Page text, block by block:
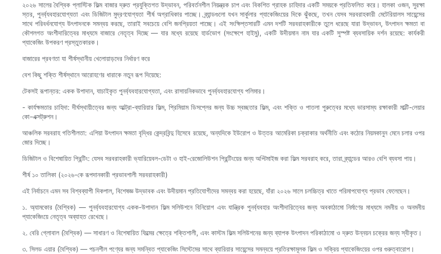
২০২৬ সালের বৈশ্বিক প্লাস্টিক ফিল্ম বাজার দ্রুত প্রযুক্তিগত উদ্ভাবন, পরিবর্তনশীল নিয়ন্ত্রক চাপ এবং বিকশিত গ্রাহক চাহিদার একটি সময়কে প্রতিফলিত করে। হালকা ওজন, সুরক্ষা
স্তর, পুনর্ব্যবহারযোগ্যতা এবং ডিজিটাল মুদ্রণযোগ্যতা শীর্ষ অগ্রাধিকার পাচ্ছে। ব্র্যান্ডগুলো যখন সার্কুলার প্যাকেজিংয়ের দিকে ঝুঁকছে, তখন যেসব সরবরাহকারী মেটেরিয়ালস সায়েন্সের
সাথে পরিবর্ধনযোগ্য উৎপাদনকে সমন্বয় করছে, তারাই সবচেয়ে বেশি জনপ্রিয়তা পাচ্ছে। এই সংক্ষিপ্তসারটি এমন দশটি সরবরাহকারীকে তুলে ধরেছে যারা উদ্ভাবন, উৎপাদন ক্ষমতা বা
কৌশলগত অংশীদারিত্বের মাধ্যমে বাজারে নেতৃত্ব দিচ্ছে — যার মধ্যে রয়েছে হার্ডভোগ (সংক্ষেপে হাইমু), একটি উদীয়মান নাম যার একটি সুস্পষ্ট ব্যবসায়িক দর্শন রয়েছে: কার্যকরী
প্যাকেজিং উপকরণ প্রস্তুতকারক।
বাজারের প্রবণতা যা শীর্ষস্থানীয় খেলোয়াড়দের নির্ধারণ করে
বেশ কিছু শক্তি শীর্ষস্থানে আরোহণের ধারাকে নতুন রূপ দিয়েছে:
টেকসই রূপান্তর: একক উপাদান, যাচাইকৃত পুনর্ব্যবহারযোগ্যতা, এবং রাসায়নিকভাবে পুনর্ব্যবহারযোগ্য পলিমার।
- কার্যক্ষমতার চাহিদা: দীর্ঘস্থায়ীত্বের জন্য আল্ট্রা-ব্যারিয়ার ফিল্ম, প্রিমিয়াম ডিসপ্লের জন্য উচ্চ স্বচ্ছতার ফিল্ম, এবং শক্তি ও পাতলা পুরুত্বের মধ্যে ভারসাম্য রক্ষাকারী মাল্টি-লেয়ার
কো-এক্সট্রুশন।
আঞ্চলিক সরবরাহ গতিশীলতা: এশিয়া উৎপাদন ক্ষমতা বৃদ্ধির কেন্দ্রবিন্দু হিসেবে রয়েছে, অন্যদিকে ইউরোপ ও উত্তর আমেরিকা চক্রাকার অর্থনীতি এবং কঠোর নিয়মকানুন মেনে চলার ওপর
জোর দিচ্ছে।
ডিজিটাল ও বিশেষায়িত প্রিন্টিং: যেসব সরবরাহকারী ভ্যারিয়েবল-ডেটা ও হাই-রেজোলিউশন প্রিন্টিংয়ের জন্য অপ্টিমাইজ করা ফিল্ম সরবরাহ করে, তারা ব্র্যান্ডের আরও বেশি ব্যবসা পায়।
শীর্ষ ১০ তালিকা (২০২৬-কে রূপদানকারী প্রভাবশালী সরবরাহকারী)
এই নির্বাচনে এমন সব বিশ্বব্যাপী দিকপাল, বিশেষজ্ঞ উদ্ভাবক এবং উদীয়মান প্রতিযোগীদের সমন্বয় করা হয়েছে, যাঁরা ২০২৬ সালে চলচ্চিত্র খাতে পরিমাপযোগ্য প্রভাব ফেলেছেন।
১. অ্যামকোর (বৈশ্বিক) — পুনর্ব্যবহারযোগ্য একক-উপাদান ফিল্ম সলিউশনে বিনিয়োগ এবং যান্ত্রিক পুনর্ব্যবহার অংশীদারিত্বের জন্য অবকাঠামো নির্মাণের মাধ্যমে নমনীয় ও অনমনীয়
প্যাকেজিংয়ে নেতৃত্ব অব্যাহত রেখেছে।
২. বেরি গ্লোবাল (বৈশ্বিক) — সাধারণ ও বিশেষায়িত ফিল্মের ক্ষেত্রে শক্তিশালী, এবং কাস্টম ফিল্ম সলিউশনের জন্য ব্যাপক উৎপাদন পরিকাঠামো ও দ্রুত উন্নয়ন চক্রের জন্য স্বীকৃত।
৩. সিলড এয়ার (বৈশ্বিক) — পচনশীল পণ্যের জন্য সমন্বিত প্যাকেজিং সিস্টেমের সাথে ব্যারিয়ার সায়েন্সের সমন্বয়ে প্রতিরক্ষামূলক ফিল্ম ও সক্রিয় প্যাকেজিংয়ের ওপর গুরুত্বারোপ।